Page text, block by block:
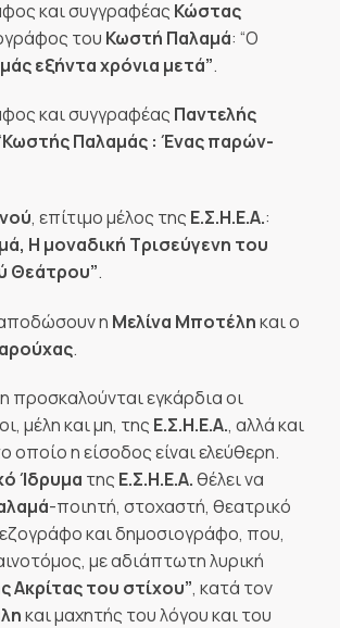
και συγγραφέας Κώστας
του Κωστή Παλαμά: “Ο
εξήντα χρόνια μετά”.
και συγγραφέας Παντελής
Κωστής Παλαμάς : Ένας παρών-
, επίτιμο μέλος της Ε.Σ.Η.Ε.Α.:
Η μοναδική Τρισεύγενη του
Θεάτρου”.
η Μελίνα Μποτέληκαι ο
.
προσκαλούνται εγκάρδια οι
μέλη και μη, της Ε.Σ.Η.Ε.Α., αλλά και
οποίο η είσοδος είναι ελεύθερη.
Ίδρυμα της Ε.Σ.Η.Ε.Α.θέλει να
-ποιητή, στοχαστή, θεατρικό
και δημοσιογράφο, που,
με αδιάπτωτη λυρική
Ακρίτας του στίχου”, κατά τον
και μαχητής του λόγου και του